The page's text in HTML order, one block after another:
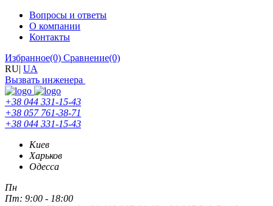
Вопросы и ответы
О компании
Контакты
Избранное(0) Сравнение(0)
RU| UA
Вызвать инженера
+38 044 331-15-43
+38 057 761-38-71
+38 044 331-15-43
Киев
Харьков
Одесса
Пн
Пт: 9:00 - 18:00